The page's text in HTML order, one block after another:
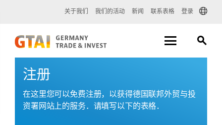
关于我们 我们的活动 新闻 联系表格 登录
注册
在这里您可以免费注册，以获得德国联邦外贸与投
资署网站上的服务．请填写以下的表格．